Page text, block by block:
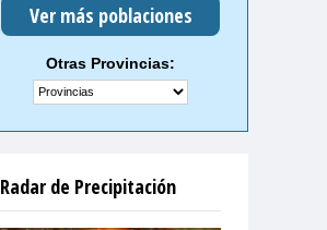
Ver más poblaciones
Otras Provincias:
Radar de Precipitación